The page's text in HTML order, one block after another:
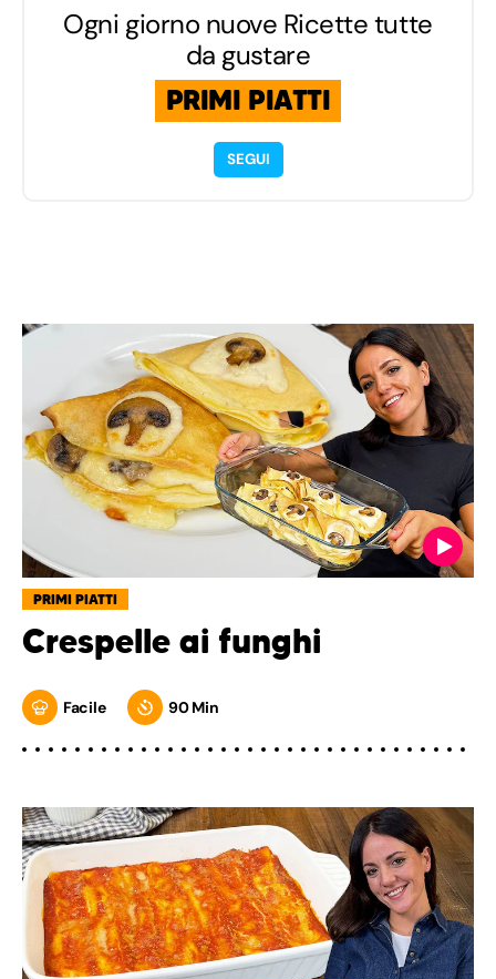
Ogni giorno nuove Ricette tutte
da gustare
PRIMI PIATTI
SEGUI
PRIMI PIATTI
Crespelle ai funghi
Facile 90 Min